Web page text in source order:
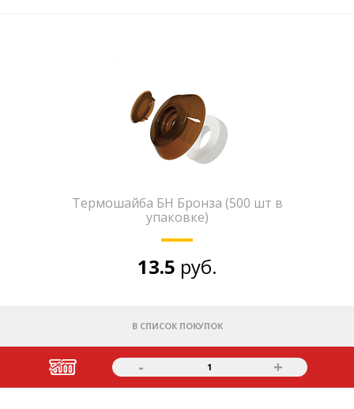
Термошайба БН Бронза (500 шт в
упаковке)
13.5 руб.
В СПИСОК ПОКУПОК
- 1 +